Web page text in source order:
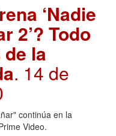
‘Nadie
2’? Todo
la
. 14 de
continúa en la
Video.